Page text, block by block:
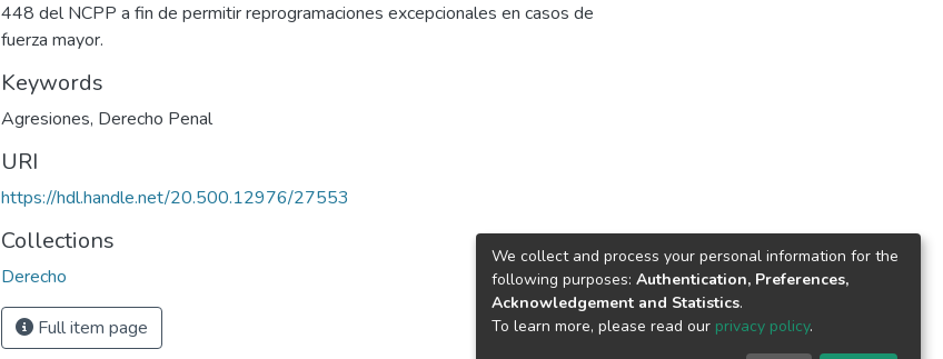
448 del NCPP a fin de permitir reprogramaciones excepcionales en casos de
fuerza mayor.
Keywords
Agresiones, Derecho Penal
URI
https://hdl.handle.net/20.500.12976/27553
Collections
Derecho
Full item page
We collect and process your personal information for the
following purposes: Authentication, Preferences,
Acknowledgement and Statistics.
To learn more, please read our privacy policy.